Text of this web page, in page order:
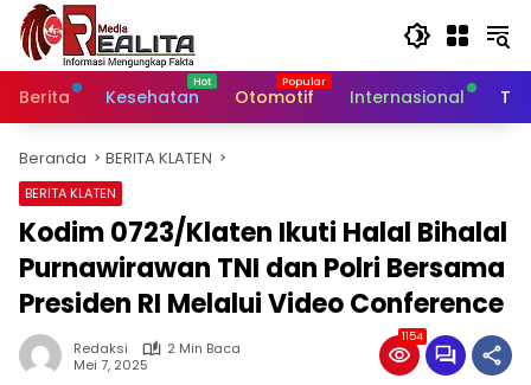
Langsung
konten
Berita
Kesehatan Otomotif Internasional
Beranda BERITA KLATEN
BERITA KLATEN
Kodim 0723/Klaten Ikuti Halal Bihalal
Purnawirawan TNI dan Polri Bersama
Presiden RI Melalui Video Conference
Redaksi
2 Min Baca
Mei 7, 2025
1154